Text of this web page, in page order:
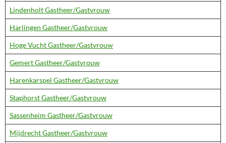
Lindenholt Gastheer/Gastvrouw
Harlingen Gastheer/Gastvrouw
Hoge Vucht Gastheer/Gastvrouw
Gemert Gastheer/Gastvrouw
Harenkarspel Gastheer/Gastvrouw
Staphorst Gastheer/Gastvrouw
Sassenheim Gastheer/Gastvrouw
Mijdrecht Gastheer/Gastvrouw